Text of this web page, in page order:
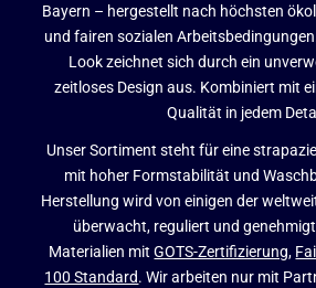
Bayern – hergestellt nach höchsten
und fairen sozialen
Look zeichnet sich durch ein
zeitloses Design aus. Kombiniert mit
Qualität in jedem
Unser Sortiment steht für eine
mit hoher Formstabilität und
Herstellung wird von einigen der
überwacht, reguliert und
Materialien mitGOTS-Zertifizierung,
100 Standard. Wir arbeiten nur mit